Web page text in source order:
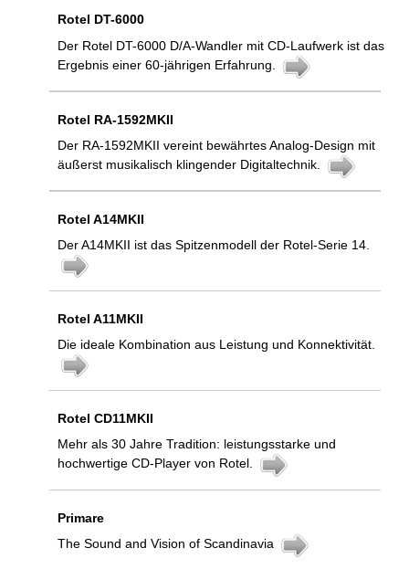
Rotel DT-6000
Der Rotel DT-6000 D/A-Wandler mit CD-Laufwerk ist das
Ergebnis einer 60-jährigen Erfahrung.
Rotel RA-1592MKII
Der RA-1592MKII vereint bewährtes Analog-Design mit
äußerst musikalisch klingender Digitaltechnik.
Rotel A14MKII
Der A14MKII ist das Spitzenmodell der Rotel-Serie 14.
Rotel A11MKII
Die ideale Kombination aus Leistung und Konnektivität.
Rotel CD11MKII
Mehr als 30 Jahre Tradition: leistungsstarke und
hochwertige CD-Player von Rotel.
Primare
The Sound and Vision of Scandinavia